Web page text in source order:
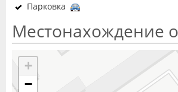
Парковка
Местонахождение
+
−